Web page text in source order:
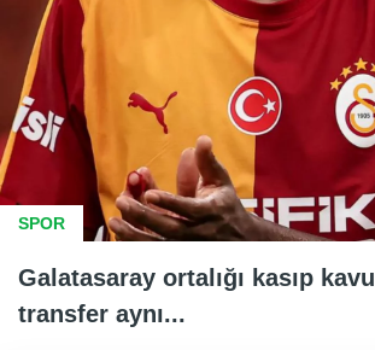
SPOR
Galatasaray ortalığı kasıp
transfer aynı...